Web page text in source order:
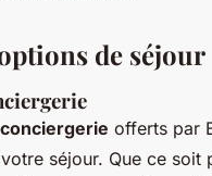
de séjour
offerts par
séjour. Que ce